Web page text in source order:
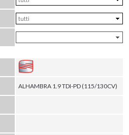
ALHAMBRA 1.9 TDI-PD (115/130CV)